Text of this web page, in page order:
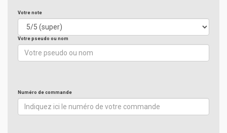
Votre note
Votre pseudo ou nom
Numéro de commande